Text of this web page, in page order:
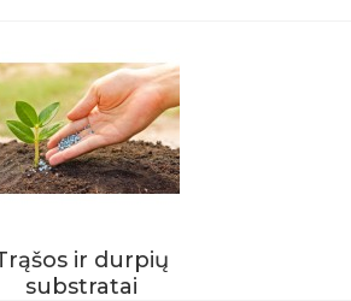
ir durpių
substratai